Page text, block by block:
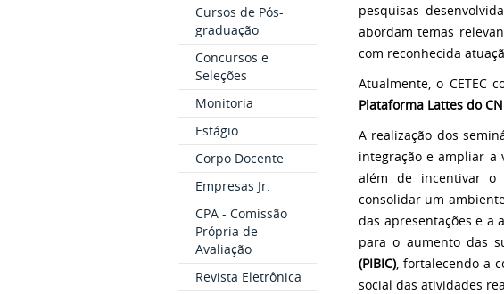
Cursos de Pós-
graduação
Concursos e
Seleções
Monitoria
Estágio
Corpo Docente
Empresas Jr.
CPA - Comissão
Própria de
Avaliação
Revista Eletrônica
pesquisas
abordam temas
com reconhecida
Atualmente, o CETEC
Plataforma Lattes do
A realização dos
integração e ampliar a
além de incentivar o
consolidar um
das apresentações e a
para o aumento das
(PIBIC), fortalecendo a
social das atividades